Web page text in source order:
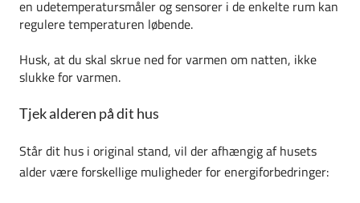
en udetemperatursmåler og sensorer i de enkelte rum kan
regulere temperaturen løbende.
Husk, at du skal skrue ned for varmen om natten, ikke
slukke for varmen.
Tjek alderen på dit hus
Står dit hus i original stand, vil der afhængig af husets
alder være forskellige muligheder for energiforbedringer: